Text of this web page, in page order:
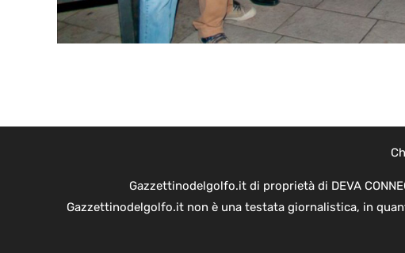
Gazzettinodelgolfo.it di proprietà di DEVA
Gazzettinodelgolfo.it non è una testata giornalistica, in